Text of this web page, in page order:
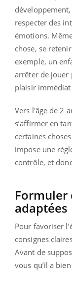
respecter des
émotions.
chose, se
exemple, un
arrêter de jouer
plaisir
Vers l'âge de 2
s’affirmer en
certaines
impose une
contrôle, et
Formuler
adaptées
Pour favoriser
consignes
Avant de
vous qu’il a